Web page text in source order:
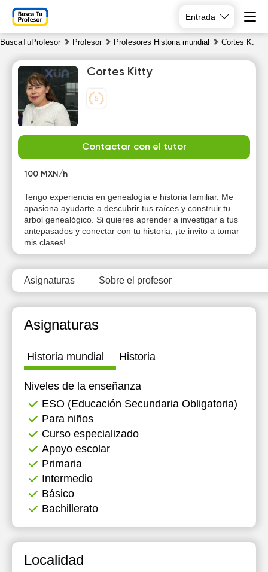
Entrada
BuscaTuProfesor Profesor Profesores Historia mundial Cortes K.
Cortes Kitty
Contactar con el tutor
100 MXN/h
Tengo experiencia en genealogía e historia familiar. Me
apasiona ayudarte a descubrir tus raíces y construir tu
árbol genealógico. Si quieres aprender a investigar a tus
antepasados y conectar con tu historia, ¡te invito a tomar
mis clases!
Asignaturas Sobre el profesor
Asignaturas
Historia mundial Historia
Niveles de la enseñanza
ESO (Educación Secundaria Obligatoria)
Para niños
Curso especializado
Apoyo escolar
Primaria
Intermedio
Básico
Bachillerato
Localidad
6
Fr
7
Sa
8
9
16:00
16:30
17:00
18:00
18:30
19:00
19:30
10:00
10:30
12:00
10:00
10:30
12:00
19:00
20:00
21:00